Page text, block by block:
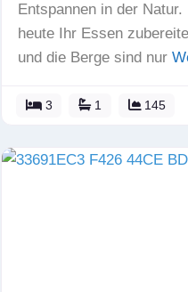
Entspannen in der
heute Ihr Essen
und die Berge sind nur
3 1 145